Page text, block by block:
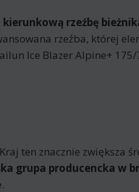
kierunkową rzeźbę
rzeźba, której
Ice Blazer Alpine+
ten znacznie zwiększa
grupa producencka w